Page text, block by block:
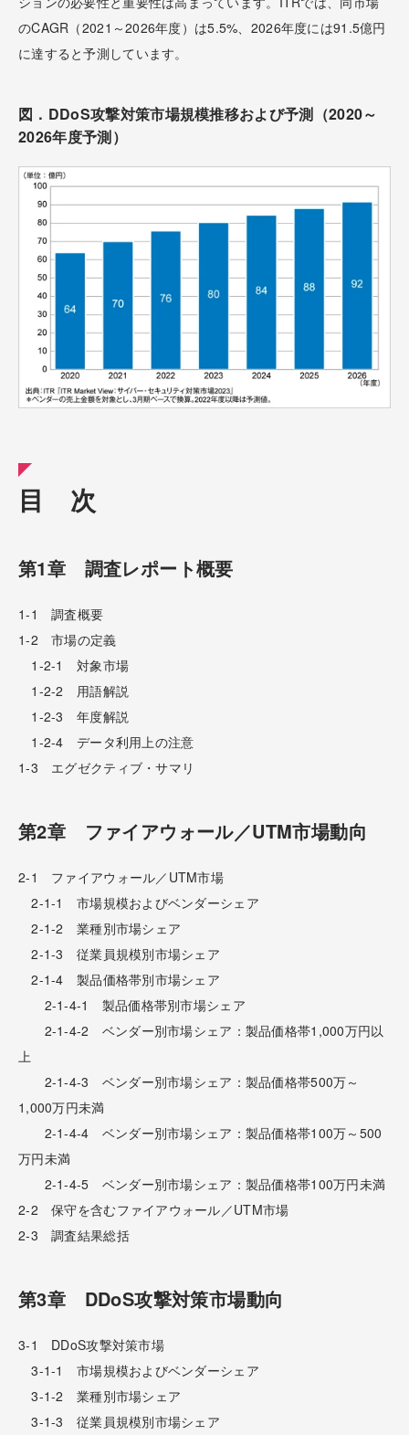
のCAGR（2021～2026年度）は5.5%、2026年度には91.5億円
に達すると予測しています。
図．DDoS攻撃対策市場規模推移および予測（2020～
2026年度予測）
目 次
第1章 調査レポート概要
1-1 調査概要
1-2 市場の定義
1-2-1 対象市場
1-2-2 用語解説
1-2-3 年度解説
1-2-4 データ利用上の注意
1-3 エグゼクティブ・サマリ
第2章 ファイアウォール／UTM市場動向
2-1 ファイアウォール／UTM市場
2-1-1 市場規模およびベンダーシェア
2-1-2 業種別市場シェア
2-1-3 従業員規模別市場シェア
2-1-4 製品価格帯別市場シェア
2-1-4-1 製品価格帯別市場シェア
2-1-4-2 ベンダー別市場シェア：製品価格帯1,000万円以
上
2-1-4-3 ベンダー別市場シェア：製品価格帯500万～
1,000万円未満
2-1-4-4 ベンダー別市場シェア：製品価格帯100万～500
万円未満
2-1-4-5 ベンダー別市場シェア：製品価格帯100万円未満
2-2 保守を含むファイアウォール／UTM市場
2-3 調査結果総括
第3章 DDoS攻撃対策市場動向
3-1 DDoS攻撃対策市場
3-1-1 市場規模およびベンダーシェア
3-1-2 業種別市場シェア
3-1-3 従業員規模別市場シェア